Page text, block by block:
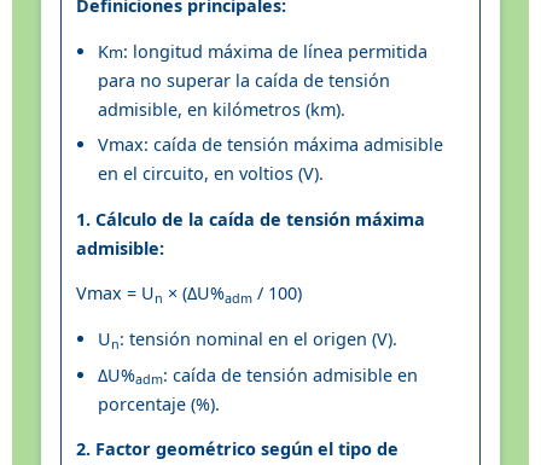
Definiciones principales:
Km: longitud máxima de línea permitida
para no superar la caída de tensión
admisible, en kilómetros (km).
Vmax: caída de tensión máxima admisible
en el circuito, en voltios (V).
1. Cálculo de la caída de tensión máxima
admisible:
Vmax = Un × (ΔU%adm / 100)
Un: tensión nominal en el origen (V).
ΔU%adm: caída de tensión admisible en
porcentaje (%).
2. Factor geométrico según el tipo de